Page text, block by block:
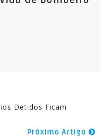
Detidos Ficam
Próximo Artigo